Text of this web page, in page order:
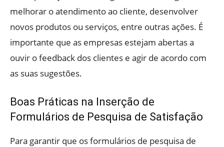
melhorar o atendimento ao cliente, desenvolver
novos produtos ou serviços, entre outras ações. É
importante que as empresas estejam abertas a
ouvir o feedback dos clientes e agir de acordo com
as suas sugestões.
Boas Práticas na Inserção de
Formulários de Pesquisa de Satisfação
Para garantir que os formulários de pesquisa de